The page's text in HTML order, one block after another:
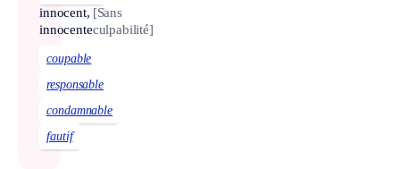
innocent,
innocente
[Sans
culpabilité]
coupable
responsable
condamnable
fautif